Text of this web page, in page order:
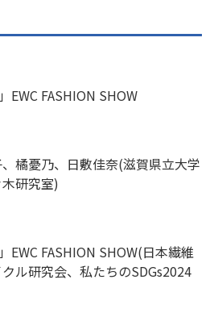
EWC FASHION SHOW
橘憂乃、日敷佳奈(滋賀県立大学
研究室)
EWC FASHION SHOW(日本繊維
ル研究会、私たちのSDGs2024